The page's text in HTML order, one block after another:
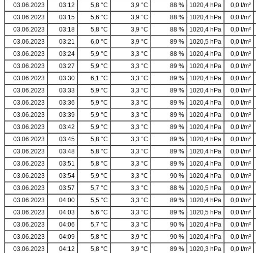
03.06.2023
03:12 5,8 °C 3,9 °C 88 % 1020,4 hPa 0,0 l/m²
03.06.2023
03:15 5,6 °C 3,9 °C 88 % 1020,4 hPa 0,0 l/m²
03.06.2023
03:18 5,8 °C 3,9 °C 88 % 1020,4 hPa 0,0 l/m²
03.06.2023
03:21 6,0 °C 3,9 °C 89 % 1020,5 hPa 0,0 l/m²
03.06.2023
03:24 5,9 °C 3,3 °C 88 % 1020,4 hPa 0,0 l/m²
03.06.2023
03:27 5,9 °C 3,3 °C 89 % 1020,4 hPa 0,0 l/m²
03.06.2023
03:30 6,1 °C 3,3 °C 89 % 1020,4 hPa 0,0 l/m²
03.06.2023
03:33 5,9 °C 3,3 °C 89 % 1020,4 hPa 0,0 l/m²
03.06.2023
03:36 5,9 °C 3,3 °C 89 % 1020,4 hPa 0,0 l/m²
03.06.2023
03:39 5,9 °C 3,3 °C 89 % 1020,4 hPa 0,0 l/m²
03.06.2023
03:42 5,9 °C 3,3 °C 89 % 1020,4 hPa 0,0 l/m²
03.06.2023
03:45 5,8 °C 3,3 °C 89 % 1020,4 hPa 0,0 l/m²
03.06.2023
03:48 5,8 °C 3,3 °C 89 % 1020,4 hPa 0,0 l/m²
03.06.2023
03:51 5,8 °C 3,3 °C 89 % 1020,4 hPa 0,0 l/m²
03.06.2023
03:54 5,9 °C 3,3 °C 90 % 1020,4 hPa 0,0 l/m²
03.06.2023
03:57 5,7 °C 3,3 °C 88 % 1020,5 hPa 0,0 l/m²
03.06.2023
04:00 5,5 °C 3,3 °C 89 % 1020,4 hPa 0,0 l/m²
03.06.2023
04:03 5,6 °C 3,3 °C 89 % 1020,5 hPa 0,0 l/m²
03.06.2023
04:06 5,7 °C 3,3 °C 90 % 1020,4 hPa 0,0 l/m²
03.06.2023
04:09 5,8 °C 3,9 °C 90 % 1020,4 hPa 0,0 l/m²
03.06.2023
04:12 5,8 °C 3,9 °C 89 % 1020,3 hPa 0,0 l/m²